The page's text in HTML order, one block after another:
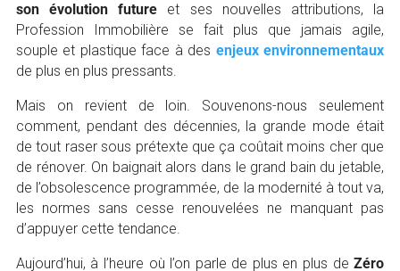
son évolution future et ses nouvelles attributions, la
Profession Immobilière se fait plus que jamais agile,
souple et plastique face à des enjeux environnementaux
de plus en plus pressants.
Mais on revient de loin. Souvenons-nous seulement
comment, pendant des décennies, la grande mode était
de tout raser sous prétexte que ça coûtait moins cher que
de rénover. On baignait alors dans le grand bain du jetable,
de l’obsolescence programmée, de la modernité à tout va,
les normes sans cesse renouvelées ne manquant pas
d’appuyer cette tendance.
Aujourd’hui, à l’heure où l’on parle de plus en plus deZéro